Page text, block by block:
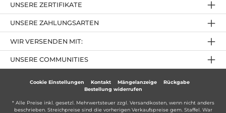
UNSERE ZAHLUNGSARTEN
UNSERE ZERTIFIKATE
UNSERE COMMUNITIES
WIR VERSENDEN MIT:
Cookie Einstellungen Kontakt Mängelanzeige
Rückgabe
Bestellung widerrufen
* Alle Preise inkl. gesetzl. Mehrwertsteuer zzgl. Versandkosten, wenn nicht anders
beschrieben. Streichpreise sind die vorherigen Verkaufspreise gem. Staffel. War